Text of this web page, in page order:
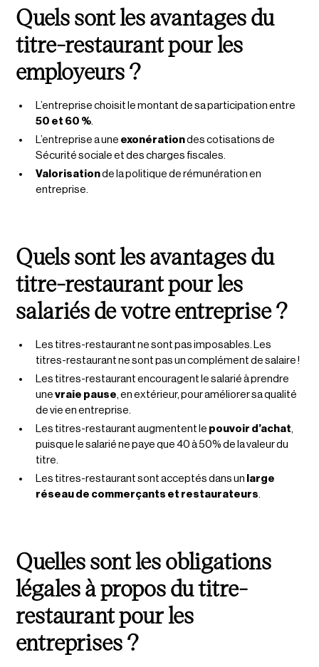
Quels sont les avantages du
titre-restaurant pour les
employeurs ?
L’entreprise choisit le montant de sa participation entre
50 et 60 %
L’entreprise a une exonérationdes cotisations de
Sécurité sociale et des charges fiscales.
Valorisationde la politique de rémunération en
entreprise.
Quels sont les avantages du
titre-restaurant pour les
salariés de votre entreprise ?
Les titres-restaurant ne sont pas imposables. Les
titres-restaurant ne sont pas un complément de salaire !
Les titres-restaurant encouragent le salarié à prendre
unevraie pause , en extérieur, pour améliorer sa qualité
de vie en entreprise.
Les titres-restaurant augmentent le pouvoir d’achat
puisque le salarié ne paye que 40 à 50% de la valeur du
titre.
Les titres-restaurant sont acceptés dans un large
réseau de commerçants et restaurateurs
Quelles sont les obligations
légales à propos du titre-
restaurant pour les
entreprises ?